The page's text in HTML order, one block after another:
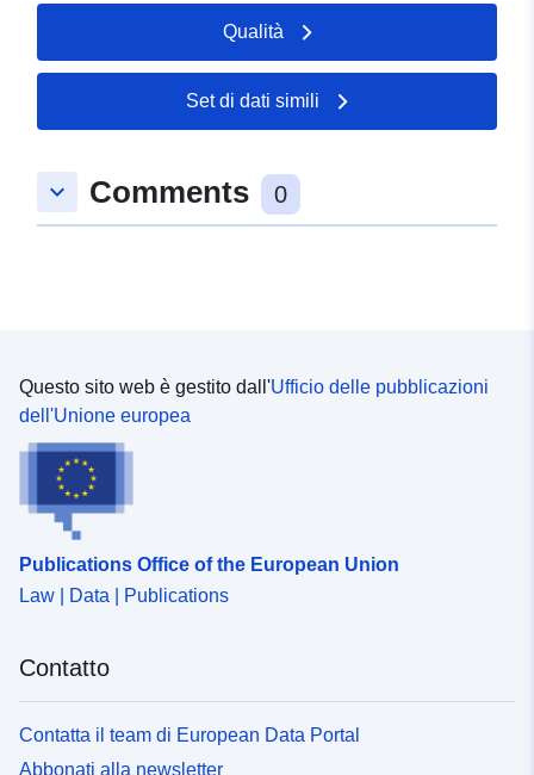
Identificatori: PL.ZIPIN.1715/141101_1.EMUiA
uriRef:
http://data.europa.eu/88u/dataset/
3a26fec8-e986d0fa-bf79a3e2-
Periodicità di
maturazione:
continuous
Qualità
Set di dati simili
keyboard_arrow_down Comments 0
Questo sito web è gestito dall'Ufficio delle pubblicazioni
dell'Unione europea
Publications Office of the European Union
Law | Data | Publications
Contatto
Contatta il team di European Data Portal
Abbonati alla newsletter